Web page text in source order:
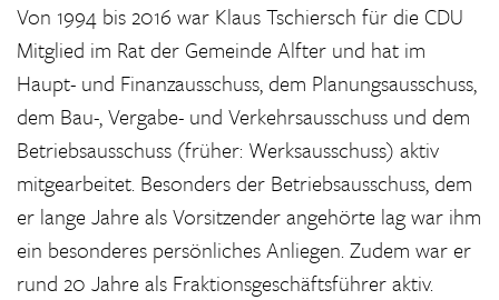
Von 1994 bis 2016 war Klaus Tschiersch für die CDU
Mitglied im Rat der Gemeinde Alfter und hat im
Haupt- und Finanzausschuss, dem Planungsausschuss,
dem Bau-, Vergabe- und Verkehrsausschuss und dem
Betriebsausschuss (früher: Werksausschuss) aktiv
mitgearbeitet. Besonders der Betriebsausschuss, dem
er lange Jahre als Vorsitzender angehörte lag war ihm
ein besonderes persönliches Anliegen. Zudem war er
rund 20 Jahre als Fraktionsgeschäftsführer aktiv.